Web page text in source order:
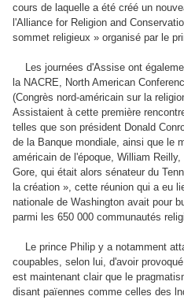
cours de laquelle a été créé un
l'Alliance for Religion and
sommet religieux » organisé par le
Les journées d'Assise ont
la NACRE, North American
(Congrès nord-américain sur la
Assistaient à cette première
telles que son président Donald
de la Banque mondiale, ainsi que le
américain de l'époque, William
Gore, qui était alors sénateur du
la création », cette réunion qui a eu
nationale de Washington avait pour
parmi les 650 000 communautés
Le prince Philip y a notamment
coupables, selon lui, d'avoir
est maintenant clair que le
disant païennes comme celles des